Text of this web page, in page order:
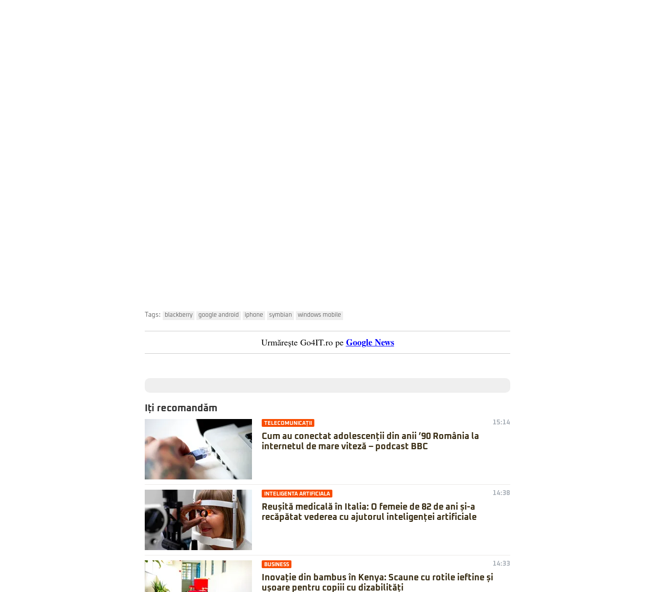
Tags: blackberry google android iphone symbian windows mobile
Urmărește Go4IT.ro pe Google News
Iți recomandăm
TELECOMUNICAȚII 15:14
Cum au conectat adolescenții din anii ’90 România la
internetul de mare viteză – podcast BBC
INTELIGENTA ARTIFICIALA 14:38
Reușită medicală în Italia: O femeie de 82 de ani și-a
recăpătat vederea cu ajutorul inteligenței artificiale
BUSINESS 14:33
Inovație din bambus în Kenya: Scaune cu rotile ieftine și
ușoare pentru copiii cu dizabilități